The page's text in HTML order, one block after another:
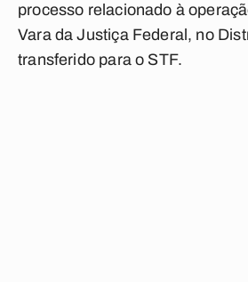
processo relacionado à
Vara da Justiça Federal, no
transferido para o STF.